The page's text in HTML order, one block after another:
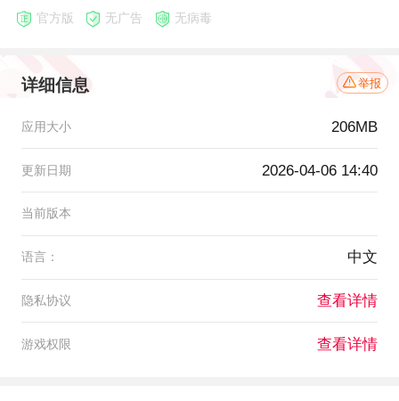
官方版 无广告 无病毒
详细信息 举报
应用大小 206MB
更新日期 2026-04-06 14:40
当前版本
语言： 中文
隐私协议 查看详情
游戏权限 查看详情